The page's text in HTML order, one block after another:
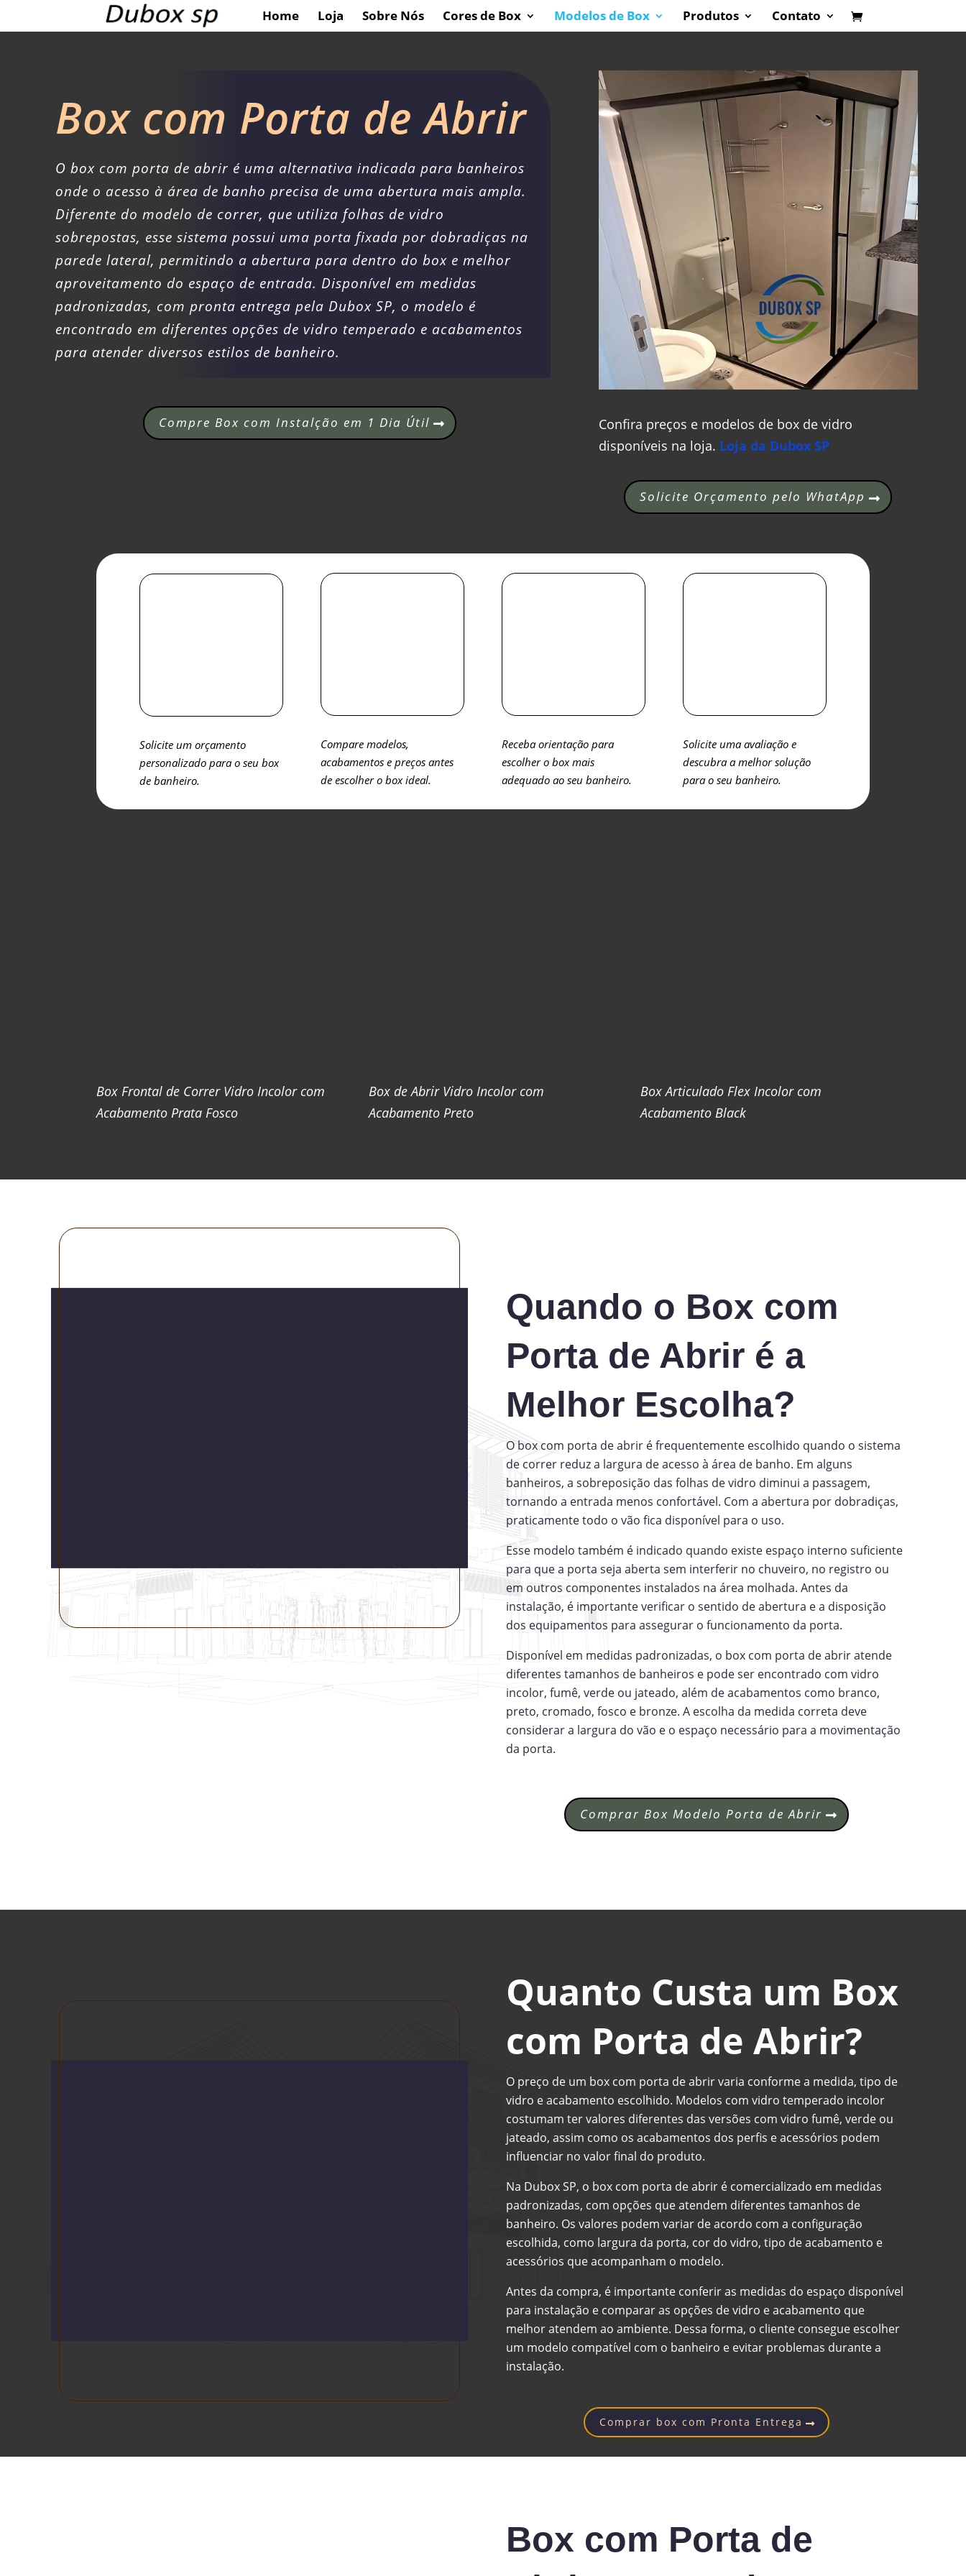
Home Loja Sobre Nós Cores de Box Modelos de Box Produtos Contato
Box com Porta de Abrir
O box com porta de abrir é uma alternativa indicada para banheiros
onde o acesso à área de banho precisa de uma abertura mais ampla.
Diferente do modelo de correr, que utiliza folhas de vidro
sobrepostas, esse sistema possui uma porta fixada por dobradiças na
parede lateral, permitindo a abertura para dentro do box e melhor
aproveitamento do espaço de entrada. Disponível em medidas
padronizadas, com pronta entrega pela Dubox SP, o modelo é
encontrado em diferentes opções de vidro temperado e acabamentos
para atender diversos estilos de banheiro.
Compre Box com Instalção em 1 Dia Útil
Confira preços e modelos de box de vidro
disponíveis na loja. Loja da Dubox SP
Solicite Orçamento pelo WhatApp
Solicite um orçamento
personalizado para o seu box
de banheiro.
Compare modelos,
acabamentos e preços antes
de escolher o box ideal.
Receba orientação para
escolher o box mais
adequado ao seu banheiro.
Solicite uma avaliação e
descubra a melhor solução
para o seu banheiro.
Box Frontal de Correr Vidro Incolor com
Acabamento Prata Fosco
Box de Abrir Vidro Incolor com
Acabamento Preto
Box Articulado Flex Incolor com
Acabamento Black
Quando o Box com
Porta de Abrir é a
Melhor Escolha?
O box com porta de abrir é frequentemente escolhido quando o sistema
de correr reduz a largura de acesso à área de banho. Em alguns
banheiros, a sobreposição das folhas de vidro diminui a passagem,
tornando a entrada menos confortável. Com a abertura por dobradiças,
praticamente todo o vão fica disponível para o uso.
Esse modelo também é indicado quando existe espaço interno suficiente
para que a porta seja aberta sem interferir no chuveiro, no registro ou
em outros componentes instalados na área molhada. Antes da
instalação, é importante verificar o sentido de abertura e a disposição
dos equipamentos para assegurar o funcionamento da porta.
Disponível em medidas padronizadas, o box com porta de abrir atende
diferentes tamanhos de banheiros e pode ser encontrado com vidro
incolor, fumê, verde ou jateado, além de acabamentos como branco,
preto, cromado, fosco e bronze. A escolha da medida correta deve
considerar a largura do vão e o espaço necessário para a movimentação
da porta.
Comprar Box Modelo Porta de Abrir
Quanto Custa um Box
com Porta de Abrir?
O preço de um box com porta de abrir varia conforme a medida, tipo de
vidro e acabamento escolhido. Modelos com vidro temperado incolor
costumam ter valores diferentes das versões com vidro fumê, verde ou
jateado, assim como os acabamentos dos perfis e acessórios podem
influenciar no valor final do produto.
Na Dubox SP, o box com porta de abrir é comercializado em medidas
padronizadas, com opções que atendem diferentes tamanhos de
banheiro. Os valores podem variar de acordo com a configuração
escolhida, como largura da porta, cor do vidro, tipo de acabamento e
acessórios que acompanham o modelo.
Antes da compra, é importante conferir as medidas do espaço disponível
para instalação e comparar as opções de vidro e acabamento que
melhor atendem ao ambiente. Dessa forma, o cliente consegue escolher
um modelo compatível com o banheiro e evitar problemas durante a
instalação.
Comprar box com Pronta Entrega
Box com Porta de